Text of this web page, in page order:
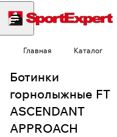
Главная Каталог
Ботинки
горнолыжные FT
ASCENDANT
APPROACH